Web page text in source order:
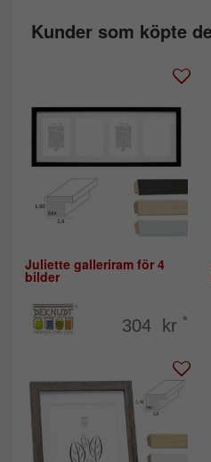
Kunder som köpte
Juliette galleriram för 4
bilder
304 kr *